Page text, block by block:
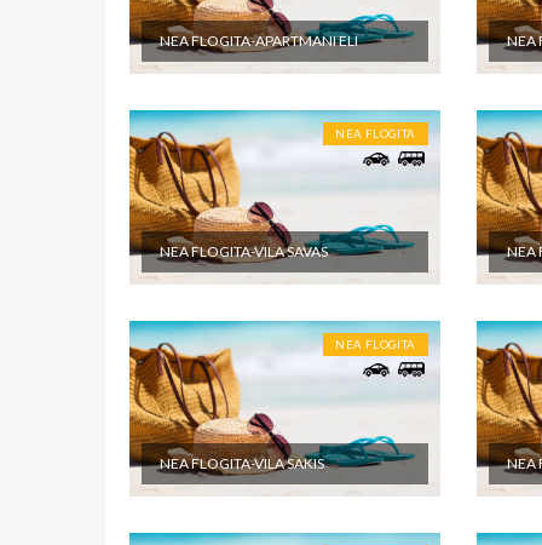
NEA FLOGITA-APARTMANI ELI NEA
NEA FLOGITA
NEA FLOGITA-VILA SAVAS NEA
NEA FLOGITA
NEA FLOGITA-VILA SAKIS NEA